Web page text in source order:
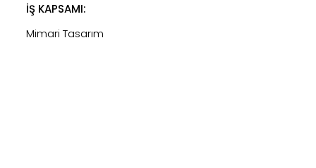
İŞ KAPSAMI:
Mimari Tasarım